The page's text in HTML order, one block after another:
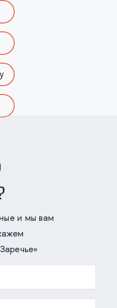
и мы вам